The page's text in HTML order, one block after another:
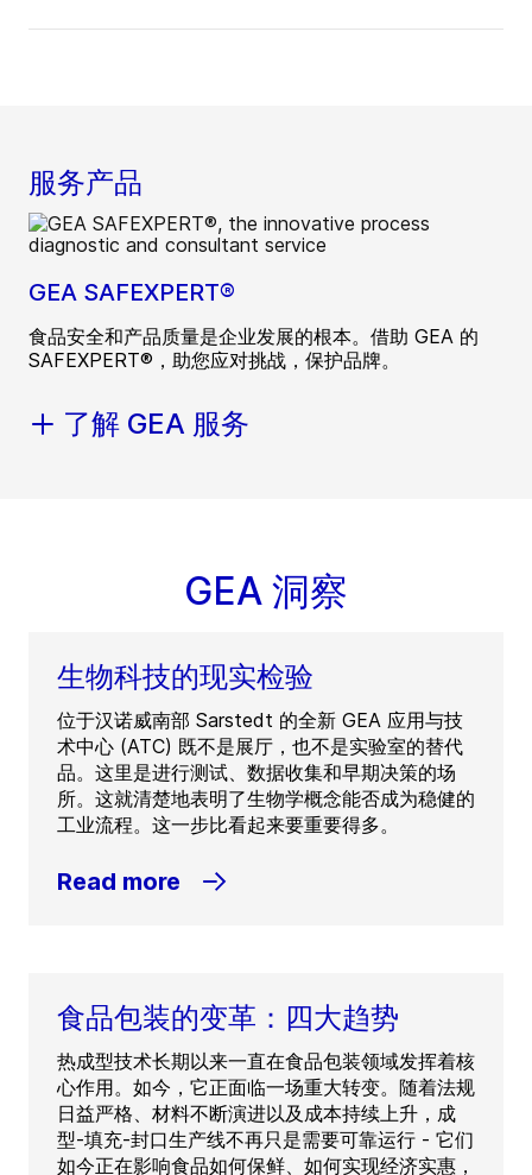
服务产品
GEA SAFEXPERT®
食品安全和产品质量是企业发展的根本。借助 GEA 的
SAFEXPERT®，助您应对挑战，保护品牌。
了解 GEA 服务
GEA 洞察
生物科技的现实检验
位于汉诺威南部 Sarstedt 的全新 GEA 应用与技
术中心 (ATC) 既不是展厅，也不是实验室的替代
品。这里是进行测试、数据收集和早期决策的场
所。这就清楚地表明了生物学概念能否成为稳健的
工业流程。这一步比看起来要重要得多。
Read more
食品包装的变革：四大趋势
热成型技术长期以来一直在食品包装领域发挥着核
心作用。如今，它正面临一场重大转变。随着法规
日益严格、材料不断演进以及成本持续上升，成
型-填充-封口生产线不再只是需要可靠运行 - 它们
如今正在影响食品如何保鲜、如何实现经济实惠，